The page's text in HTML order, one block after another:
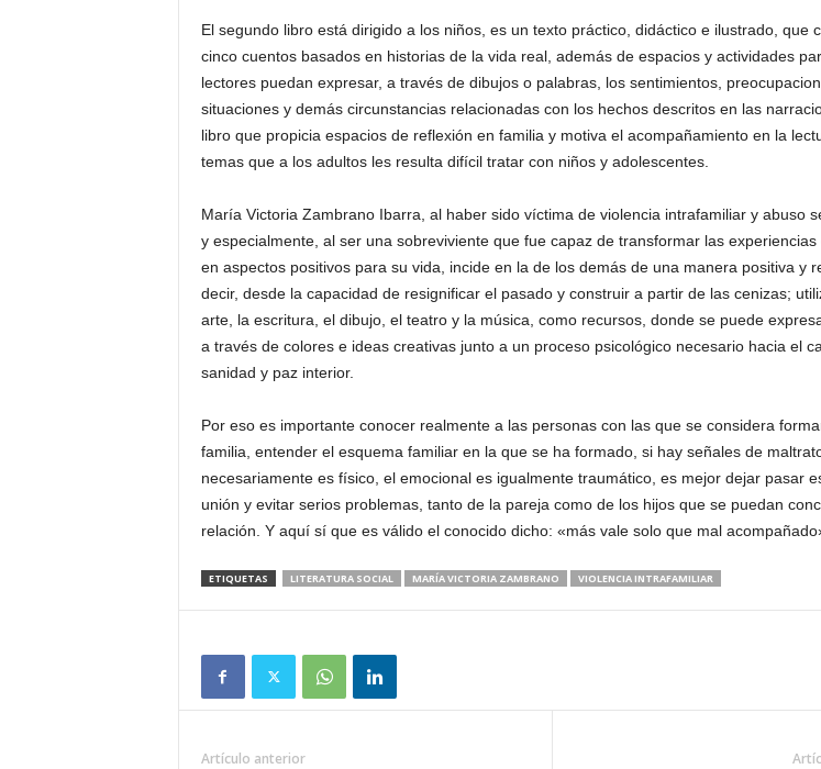
El segundo libro está dirigido a los niños, es un texto práctico, didáctico e ilustrado, que
cinco cuentos basados en historias de la vida real, además de espacios y actividades
lectores puedan expresar, a través de dibujos o palabras, los sentimientos,
situaciones y demás circunstancias relacionadas con los hechos descritos en las
libro que propicia espacios de reflexión en familia y motiva el acompañamiento en la
temas que a los adultos les resulta difícil tratar con niños y adolescentes.
María Victoria Zambrano Ibarra, al haber sido víctima de violencia intrafamiliar y abuso
y especialmente, al ser una sobreviviente que fue capaz de transformar las experiencias
en aspectos positivos para su vida, incide en la de los demás de una manera positiva y
decir, desde la capacidad de resignificar el pasado y construir a partir de las cenizas;
arte, la escritura, el dibujo, el teatro y la música, como recursos, donde se puede
a través de colores e ideas creativas junto a un proceso psicológico necesario hacia el
sanidad y paz interior.
Por eso es importante conocer realmente a las personas con las que se considera
familia, entender el esquema familiar en la que se ha formado, si hay señales de
necesariamente es físico, el emocional es igualmente traumático, es mejor dejar pasar
unión y evitar serios problemas, tanto de la pareja como de los hijos que se puedan
relación. Y aquí sí que es válido el conocido dicho: «más vale solo que mal
ETIQUETAS LITERATURA SOCIAL MARÍA VICTORIA ZAMBRANO VIOLENCIA INTRAFAMILIAR
Artículo anterior